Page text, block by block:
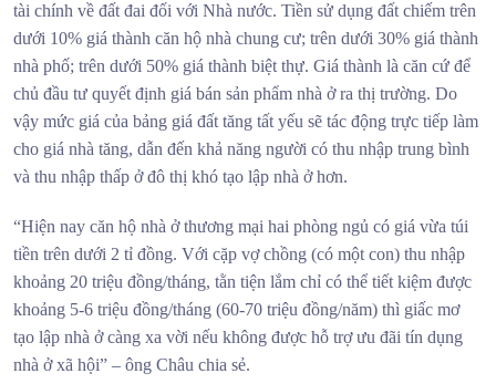
tài chính về đất đai đối với Nhà nước. Tiền sử dụng đất chiếm trên
dưới 10% giá thành căn hộ nhà chung cư; trên dưới 30% giá thành
nhà phố; trên dưới 50% giá thành biệt thự. Giá thành là căn cứ để
chủ đầu tư quyết định giá bán sản phẩm nhà ở ra thị trường. Do
vậy mức giá của bảng giá đất tăng tất yếu sẽ tác động trực tiếp làm
cho giá nhà tăng, dẫn đến khả năng người có thu nhập trung bình
và thu nhập thấp ở đô thị khó tạo lập nhà ở hơn.
“Hiện nay căn hộ nhà ở thương mại hai phòng ngủ có giá vừa túi
tiền trên dưới 2 tỉ đồng. Với cặp vợ chồng (có một con) thu nhập
khoảng 20 triệu đồng/tháng, tằn tiện lắm chỉ có thể tiết kiệm được
khoảng 5-6 triệu đồng/tháng (60-70 triệu đồng/năm) thì giấc mơ
tạo lập nhà ở càng xa vời nếu không được hỗ trợ ưu đãi tín dụng
nhà ở xã hội” – ông Châu chia sẻ.